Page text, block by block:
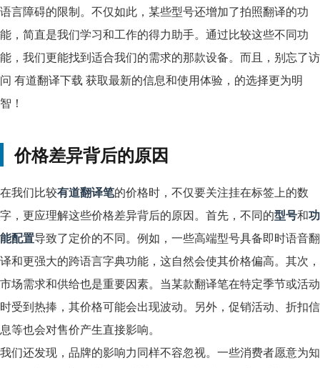
语言障碍的限制。不仅如此，某些型号还增加了拍照翻译的功
能，简直是我们学习和工作的得力助手。通过比较这些不同功
能，我们更能找到适合我们的需求的那款设备。而且，别忘了访
问 有道翻译下载 获取最新的信息和使用体验，的选择更为明
智！
价格差异背后的原因
在我们比较有道翻译笔的价格时，不仅要关注挂在标签上的数
字，更应理解这些价格差异背后的原因。首先，不同的型号和功
能配置导致了定价的不同。例如，一些高端型号具备即时语音翻
译和更强大的跨语言字典功能，这自然会使其价格偏高。其次，
市场需求和供给也是重要因素。当某款翻译笔在特定季节或活动
时受到热捧，其价格可能会出现波动。另外，促销活动、折扣信
息等也会对售价产生直接影响。
我们还发现，品牌的影响力同样不容忽视。一些消费者愿意为知